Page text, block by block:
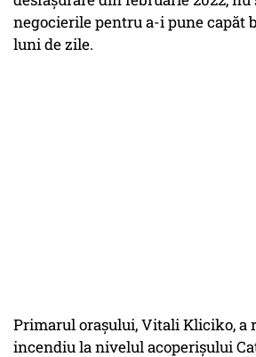
negocierile pentru a-i pune capăt
luni de zile.
Primarul oraşului, Vitali Kliciko, a
incendiu la nivelul acoperişului